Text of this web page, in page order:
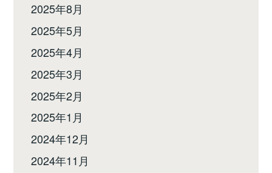
2025年8月
2025年5月
2025年4月
2025年3月
2025年2月
2025年1月
2024年12月
2024年11月